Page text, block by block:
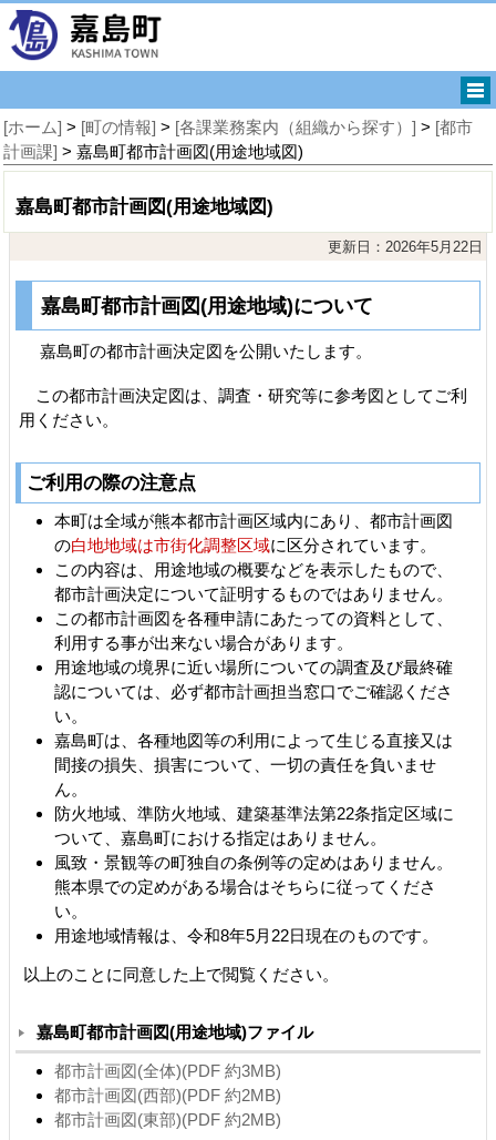
[ホーム] > [町の情報] > [各課業務案内（組織から探す）] > [都市
計画課] > 嘉島町都市計画図(用途地域図)
嘉島町都市計画図(用途地域図)
更新日：2026年5月22日
嘉島町都市計画図(用途地域)について
嘉島町の都市計画決定図を公開いたします。
この都市計画決定図は、調査・研究等に参考図としてご利
用ください。
ご利用の際の注意点
本町は全域が熊本都市計画区域内にあり、都市計画図
の白地地域は市街化調整区域に区分されています。
この内容は、用途地域の概要などを表示したもので、
都市計画決定について証明するものではありません。
この都市計画図を各種申請にあたっての資料として、
利用する事が出来ない場合があります。
用途地域の境界に近い場所についての調査及び最終確
認については、必ず都市計画担当窓口でご確認くださ
い。
嘉島町は、各種地図等の利用によって生じる直接又は
間接の損失、損害について、一切の責任を負いませ
ん。
防火地域、準防火地域、建築基準法第22条指定区域に
ついて、嘉島町における指定はありません。
風致・景観等の町独自の条例等の定めはありません。
熊本県での定めがある場合はそちらに従ってくださ
い。
用途地域情報は、令和8年5月22日現在のものです。
以上のことに同意した上で閲覧ください。
嘉島町都市計画図(用途地域)ファイル
都市計画図(全体)(PDF 約3MB)
都市計画図(西部)(PDF 約2MB)
都市計画図(東部)(PDF 約2MB)